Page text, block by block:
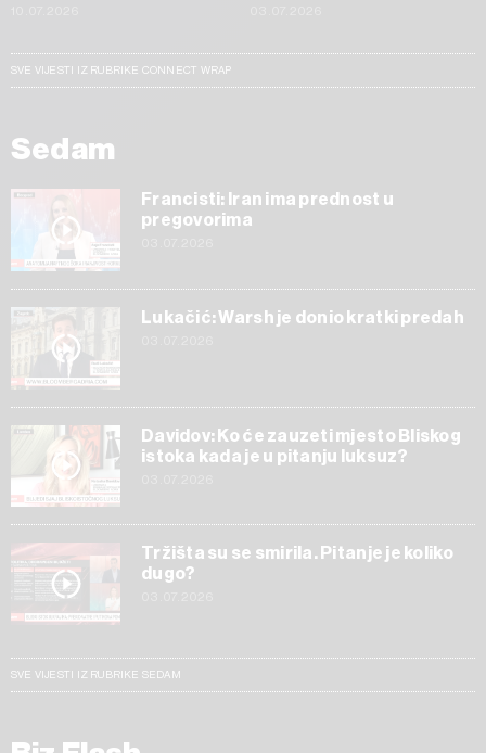
SVE VIJESTI IZ RUBRIKE CONNECT WRAP
Sedam
Francisti: Iran ima prednost u
pregovorima
Lukačić: Warsh je donio kratki predah
Davidov: Ko će zauzeti mjesto Bliskog
istoka kada je u pitanju luksuz?
Tržišta su se smirila. Pitanje je koliko
dugo?
SVE VIJESTI IZ RUBRIKE SEDAM